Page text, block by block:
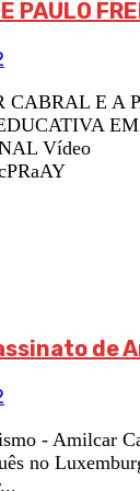
PAULO
E A
Vídeo
de
- Amilcar
no